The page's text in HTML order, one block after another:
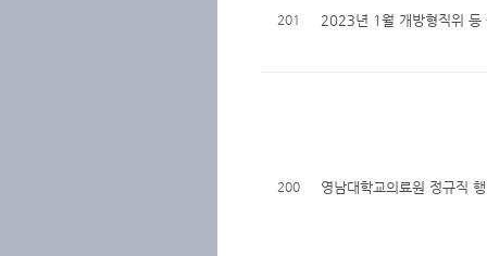
201 2023년 1월 개방형직위 등
200 영남대학교의료원 정규직